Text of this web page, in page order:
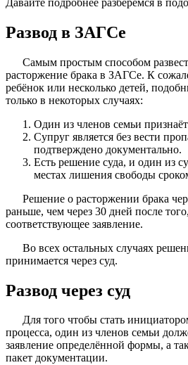
Развод в ЗАГСе
Самым простым способом
расторжение брака в ЗАГСе. К
ребёнок или несколько детей,
только в некоторых случаях:
Один из членов семьи
Супруг является без вести
подтверждено документально.
Есть решение суда, и один из
местах лишения свободы
Решение о расторжении брака
раньше, чем через 30 дней после
соответствующее заявление.
Во всех остальных случаях
принимается через суд.
Развод через суд
Для того чтобы стать
процесса, один из членов семьи
заявление определённой формы, а
пакет документации.